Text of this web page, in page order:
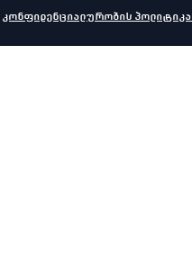
კონფიდენციალურობის პოლიტიკა